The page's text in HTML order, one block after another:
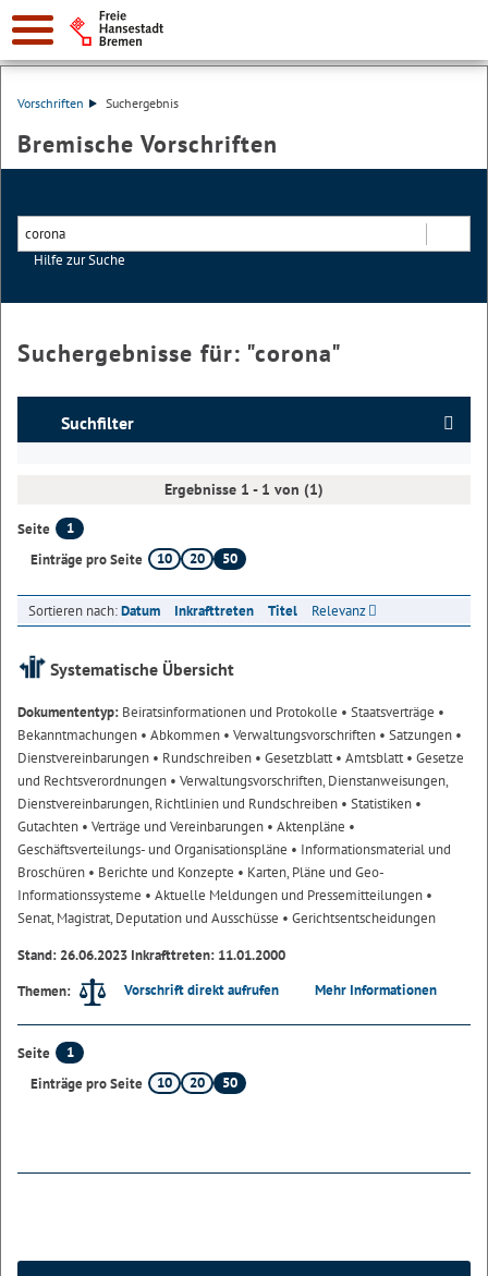
Vorschriften Suchergebnis
Bremische Vorschriften
Hilfe zur Suche
Suchergebnisse für: "corona"
Suchfilter
Ergebnisse 1 - 1 von (1)
Seite
1
Einträge pro Seite
10 20 50
Sortieren nach:Datum Inkrafttreten Titel Relevanz
Systematische Übersicht
Dokumententyp: Beiratsinformationen und Protokolle • Staatsverträge •
Bekanntmachungen • Abkommen • Verwaltungsvorschriften • Satzungen •
Dienstvereinbarungen • Rundschreiben • Gesetzblatt• Amtsblatt• Gesetze
und Rechtsverordnungen • Verwaltungsvorschriften, Dienstanweisungen,
Dienstvereinbarungen, Richtlinien und Rundschreiben • Statistiken •
Gutachten • Verträge und Vereinbarungen • Aktenpläne •
Geschäftsverteilungs- und Organisationspläne • Informationsmaterial und
Broschüren • Berichte und Konzepte • Karten, Pläne und Geo-
Informationssysteme • Aktuelle Meldungen und Pressemitteilungen •
Senat, Magistrat, Deputation und Ausschüsse • Gerichtsentscheidungen
Stand: 26.06.2023 Inkrafttreten: 11.01.2000
Themen:
Vorschrift direkt aufrufen Mehr Informationen
Seite
1
Einträge pro Seite
10 20 50